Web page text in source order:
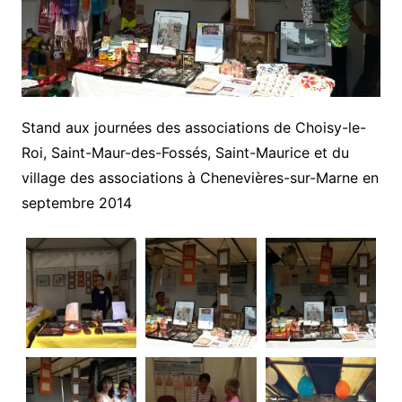
Stand aux journées des associations de Choisy-le-
Roi, Saint-Maur-des-Fossés, Saint-Maurice et du
village des associations à Chenevières-sur-Marne en
septembre 2014